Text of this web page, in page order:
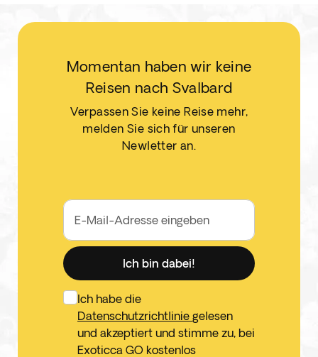
Momentan haben wir keine
Reisen nach Svalbard
Verpassen Sie keine Reise mehr,
melden Sie sich für unseren
Newletter an.
E-Mail-Adresse eingeben
Ich bin dabei!
Ich habe die
Datenschutzrichtlinie gelesen
und akzeptiert und stimme zu, bei
Exoticca GO kostenlos